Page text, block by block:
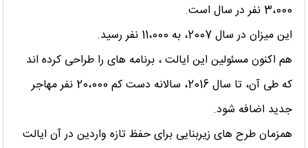
3،000 نفر در سال است.
این میزان در سال 2007، به 11،000 نفر رسید.
هم اکنون مسئولین این ایالت ، برنامه های را طراحی کرده اند
که طی آن، تا سال 2016، سالانه دست کم 20،000 نفر مهاجر
جدید اضافه شود.
همزمان طرح های زیربنایی برای حفظ تازه واردین در آن ایالت